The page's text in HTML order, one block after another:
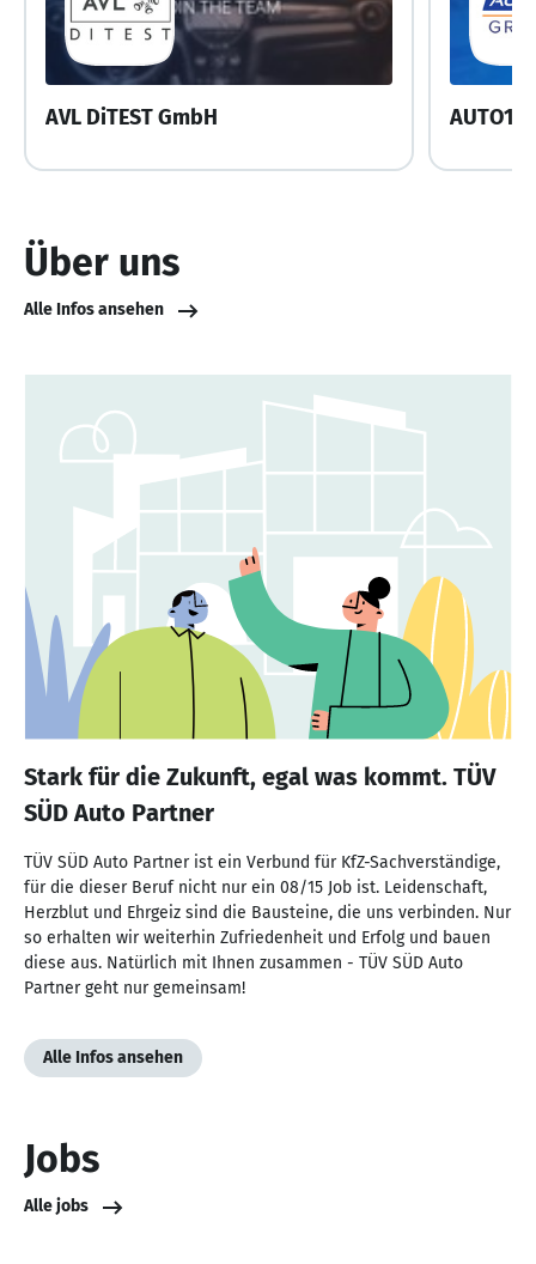
AVL DiTEST GmbH AUTO1
Über uns
Alle Infos ansehen
Stark für die Zukunft, egal was kommt. TÜV
SÜD Auto Partner
TÜV SÜD Auto Partner ist ein Verbund für KfZ-Sachverständige,
für die dieser Beruf nicht nur ein 08/15 Job ist. Leidenschaft,
Herzblut und Ehrgeiz sind die Bausteine, die uns verbinden. Nur
so erhalten wir weiterhin Zufriedenheit und Erfolg und bauen
diese aus. Natürlich mit Ihnen zusammen - TÜV SÜD Auto
Partner geht nur gemeinsam!
Alle Infos ansehen
Jobs
Alle jobs